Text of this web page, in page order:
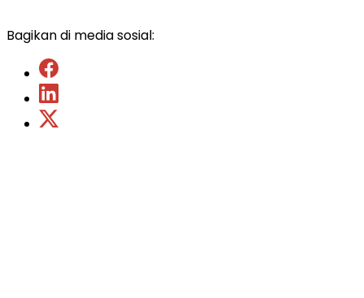
Bagikan di media sosial: